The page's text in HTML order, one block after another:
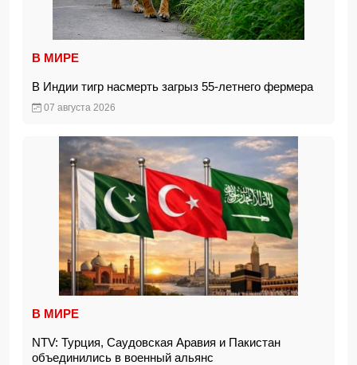
В МИРЕ
В Индии тигр насмерть загрыз 55-летнего фермера
07 августа 2026
В МИРЕ
NTV: Турция, Саудовская Аравия и Пакистан
объединились в военный альянс